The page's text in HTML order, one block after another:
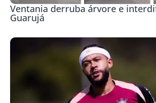
Ventania derruba árvore e
Guarujá